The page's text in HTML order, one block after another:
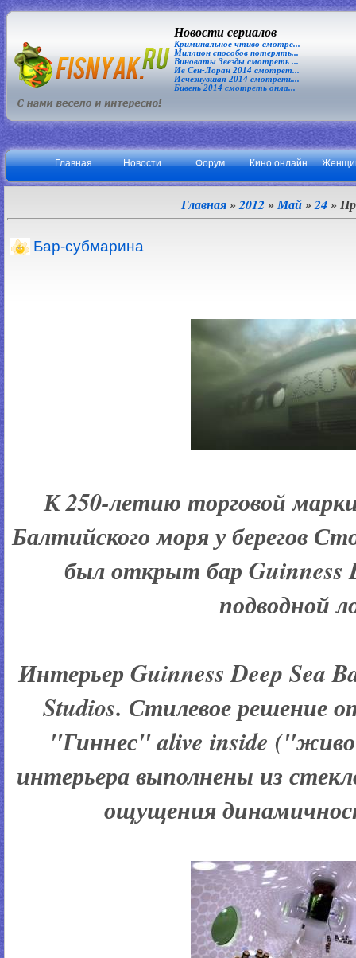
Новости сериалов
Криминальное чтиво смотре...
Миллион способов потерять...
Виноваты Звезды смотреть ...
Ив Сен-Лоран 2014 смотрет...
Исчезнувшая 2014 смотреть...
Бивень 2014 смотреть онла...
Главная Новости Форум Кино онлайн
Главная»2012 »Май»24»
Бар-субмарина
К250-летию торговой
Балтийского моря у берегов
был открыт бар Guinness
подводной
ИнтерьерGuinness Deep Sea
Studios. Стилевое решение
"Гиннес" alive inside
интерьера выполнены из
ощущения